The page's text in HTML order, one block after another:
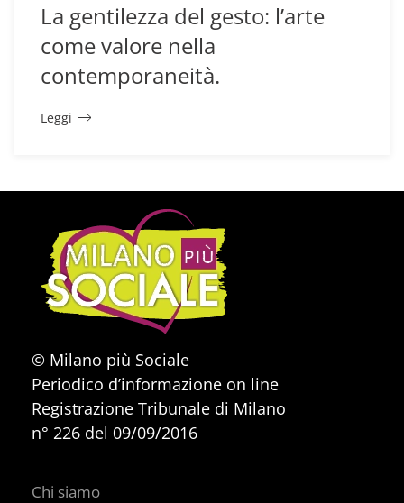
La gentilezza del gesto: l’arte
come valore nella
contemporaneità.
Leggi
© Milano più Sociale
Periodico d’informazione on line
Registrazione Tribunale di Milano
n° 226 del 09/09/2016
Chi siamo